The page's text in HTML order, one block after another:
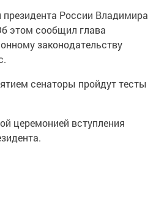
России Владимира
этом сообщил глава
законодательству
сенаторы пройдут тесты
церемонией вступления